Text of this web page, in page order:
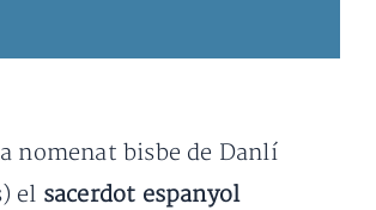
nomenat bisbe de Danlí
el sacerdot espanyol